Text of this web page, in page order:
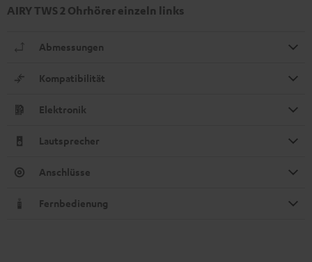
AIRY TWS 2 Ohrhörer einzeln links
Abmessungen
Kompatibilität
Elektronik
Lautsprecher
Anschlüsse
Fernbedienung